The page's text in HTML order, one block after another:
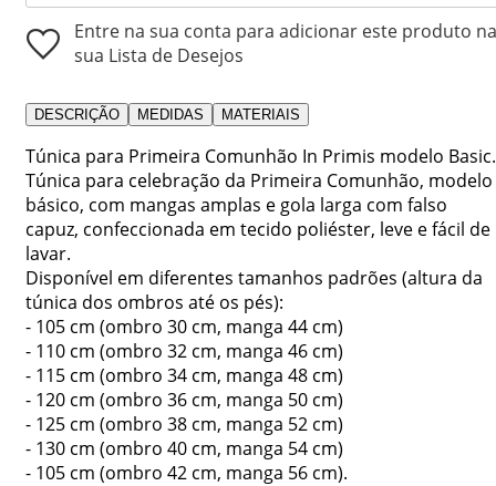
Entre na sua conta para adicionar este produto na
sua Lista de Desejos
DESCRIÇÃO MEDIDAS MATERIAIS
Túnica para Primeira Comunhão In Primis modelo Basic.
Túnica para celebração da Primeira Comunhão, modelo
básico, com mangas amplas e gola larga com falso
capuz, confeccionada em tecido poliéster, leve e fácil de
lavar.
Disponível em diferentes tamanhos padrões (altura da
túnica dos ombros até os pés):
- 105 cm (ombro 30 cm, manga 44 cm)
- 110 cm (ombro 32 cm, manga 46 cm)
- 115 cm (ombro 34 cm, manga 48 cm)
- 120 cm (ombro 36 cm, manga 50 cm)
- 125 cm (ombro 38 cm, manga 52 cm)
- 130 cm (ombro 40 cm, manga 54 cm)
- 105 cm (ombro 42 cm, manga 56 cm).